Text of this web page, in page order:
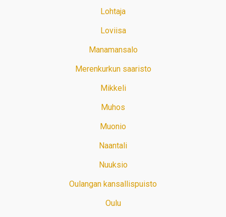
Lohtaja
Loviisa
Manamansalo
Merenkurkun saaristo
Mikkeli
Muhos
Muonio
Naantali
Nuuksio
Oulangan kansallispuisto
Oulu